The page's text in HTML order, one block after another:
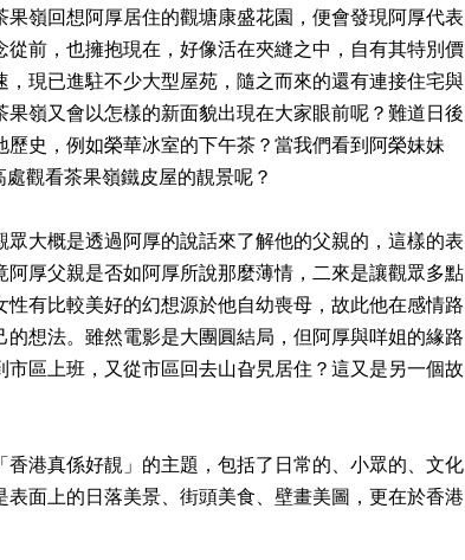
嶺回想阿厚居住的觀塘康盛花園，便會發現阿厚代表
前，也擁抱現在，好像活在夾縫之中，自有其特別價
現已進駐不少大型屋苑，隨之而來的還有連接住宅與
嶺又會以怎樣的新面貌出現在大家眼前呢？難道日後
史，例如榮華冰室的下午茶？當我們看到阿榮妹妹
觀看茶果嶺鐵皮屋的靚景呢？
大概是透過阿厚的說話來了解他的父親的，這樣的表
厚父親是否如阿厚所說那麼薄情，二來是讓觀眾多點
有比較美好的幻想源於他自幼喪母，故此他在感情路
想法。雖然電影是大團圓結局，但阿厚與咩姐的緣路
區上班，又從市區回去山旮旯居住？這又是另一個故
港真係好靚」的主題，包括了日常的、小眾的、文化
面上的日落美景、街頭美食、壁畫美圖，更在於香港